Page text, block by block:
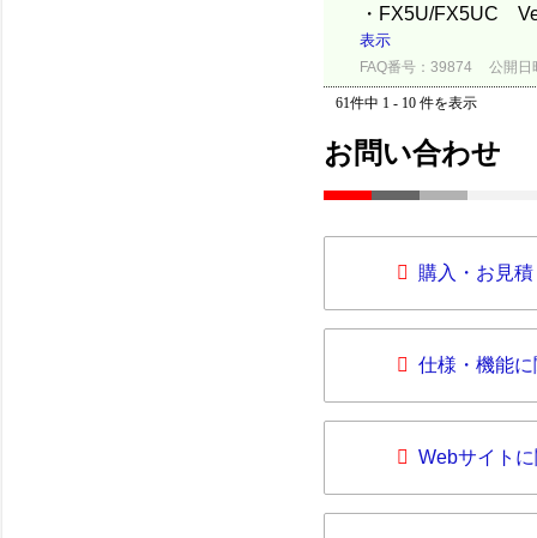
・FX5U/FX5UC
表示
FAQ番号：39874 公開日
61件中 1 - 10 件を表示
お問い合わせ
購入・お見
仕様・機能
Webサイト